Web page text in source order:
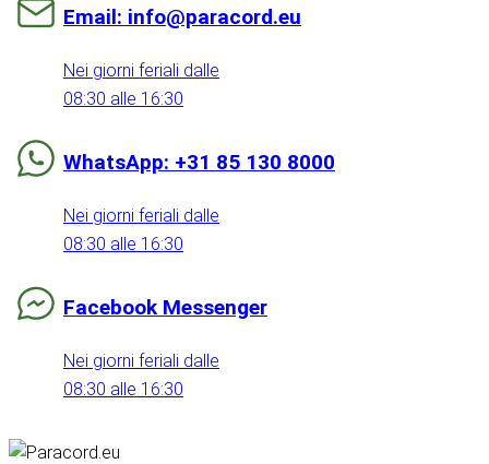
Email: info@paracord.eu
Nei giorni feriali dalle
08:30 alle 16:30
WhatsApp: +31 85 130 8000
Nei giorni feriali dalle
08:30 alle 16:30
Facebook Messenger
Nei giorni feriali dalle
08:30 alle 16:30